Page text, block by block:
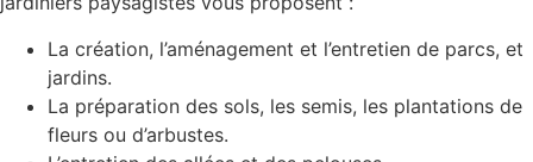
La création, l’aménagement et l’entretien de parcs, et
jardins.
La préparation des sols, les semis, les plantations de
fleurs ou d’arbustes.